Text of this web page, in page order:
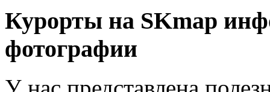
Курорты на SKmap
фотографии